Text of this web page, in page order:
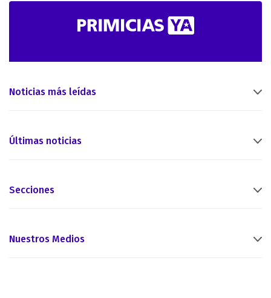
Noticias más leídas
Últimas noticias
Secciones
Nuestros Medios